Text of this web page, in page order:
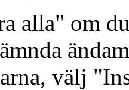
alla" om
välj